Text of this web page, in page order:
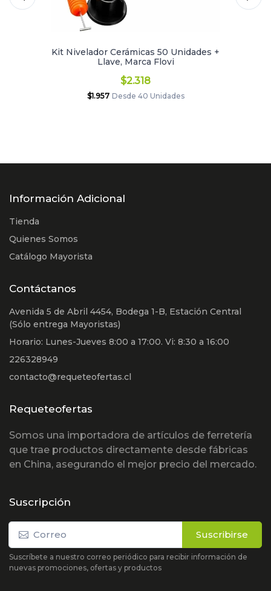
Kit Nivelador Cerámicas 50 Unidades +
Llave, Marca Flovi
$2.318
$1.957 Desde 40 Unidades
Información Adicional
Tienda
Quienes Somos
Catálogo Mayorista
Contáctanos
Avenida 5 de Abril 4454, Bodega 1-B, Estación Central
(Sólo entrega Mayoristas)
Horario: Lunes-Jueves 8:00 a 17:00. Vi: 8:30 a 16:00
226328949
contacto@requeteofertas.cl
Requeteofertas
Somos una importadora de artículos de ferretería
que trae productos directamente desde fábricas
en China, asegurando el mejor precio del mercado.
Suscripción
Suscribirse
Suscríbete a nuestro correo periódico para recibir información de
nuevas promociones, ofertas y productos